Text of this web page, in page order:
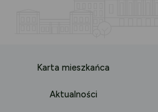
Karta mieszkańca
Aktualności